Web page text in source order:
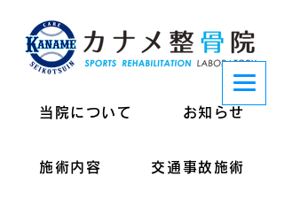
当院について お知らせ
施術内容 交通事故施術